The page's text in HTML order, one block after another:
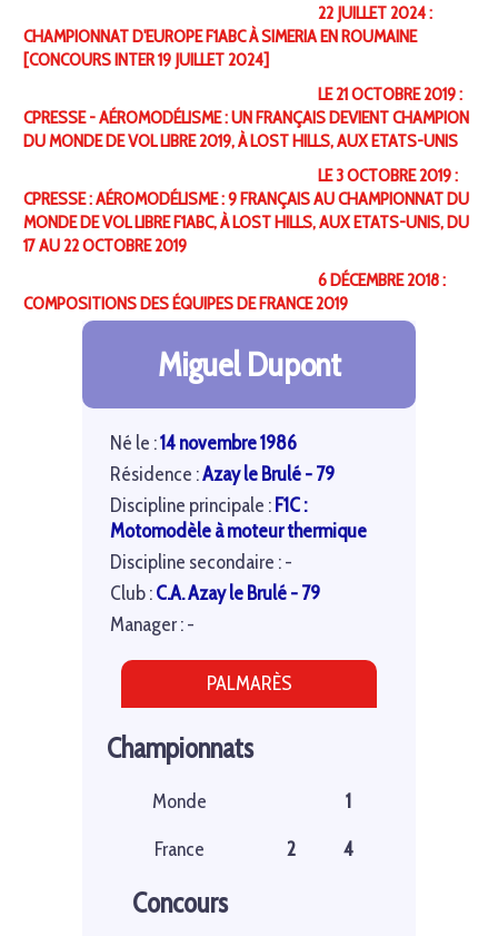
22 JUILLET 2024 :
CHAMPIONNAT D'EUROPE F1ABC À SIMERIA EN ROUMAINE
[CONCOURS INTER 19 JUILLET 2024]
LE 21 OCTOBRE 2019 :
CPRESSE - AÉROMODÉLISME : UN FRANÇAIS DEVIENT CHAMPION
DU MONDE DE VOL LIBRE 2019, À LOST HILLS, AUX ETATS-UNIS
LE 3 OCTOBRE 2019 :
CPRESSE : AÉROMODÉLISME : 9 FRANÇAIS AU CHAMPIONNAT DU
MONDE DE VOL LIBRE F1ABC, À LOST HILLS, AUX ETATS-UNIS, DU
17 AU 22 OCTOBRE 2019
6 DÉCEMBRE 2018 :
COMPOSITIONS DES ÉQUIPES DE FRANCE 2019
Miguel Dupont
Né le :14 novembre 1986
Résidence :Azay le Brulé - 79
Discipline principale :F1C :
Motomodèle à moteur thermique
Discipline secondaire : -
Club :C.A. Azay le Brulé - 79
Manager : -
PALMARÈS
Championnats
Monde
1
France
2 4
Concours